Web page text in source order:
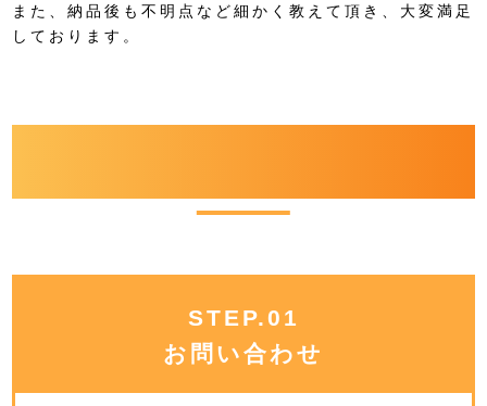
また、納品後も不明点など細かく教えて頂き、大変満足
しております。
STEP.01
お問い合わせ